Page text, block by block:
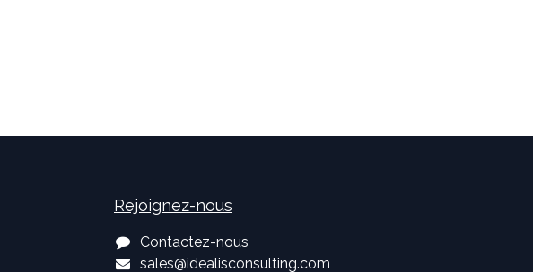
Rejoignez-nous
Contactez-nous
sales@idealisconsulting.com